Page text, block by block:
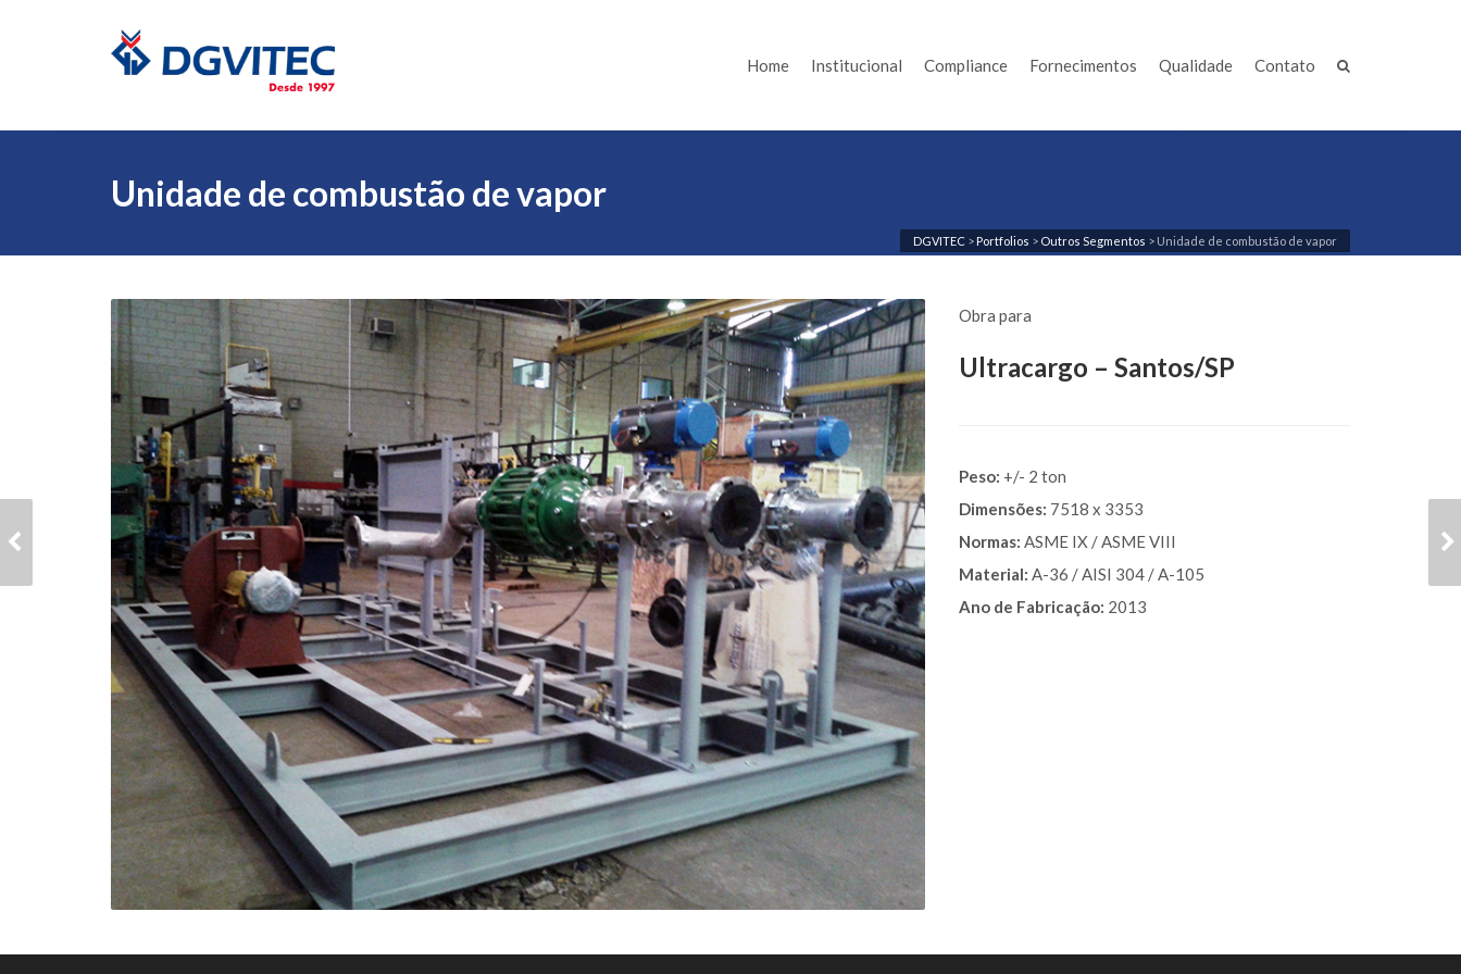
Home Institucional Compliance Fornecimentos Qualidade Contato
Unidade de combustão de vapor
DGVITEC > Portfolios > Outros Segmentos > Unidade de combustão de vapor
Obra para
Ultracargo – Santos/SP
Peso: +/- 2 ton
Dimensões: 7518 x 3353
Normas: ASME IX / ASME VIII
Material: A-36 / AISI 304 / A-105
Ano de Fabricação: 2013
SKID DE TOCHAS